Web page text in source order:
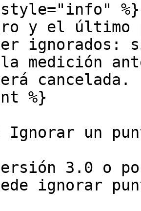
%}
y el último
ignorados:
medición
cancelada.
%}
Ignorar un
3.0 o
ignorar